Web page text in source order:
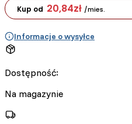
Kup od 20,84zł /mies.
Informacje o wysyłce
Dostępność:
Na magazynie